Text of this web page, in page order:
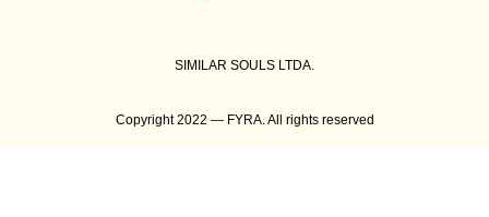
SIMILAR SOULS LTDA.
Copyright 2022 — FYRA. All rights reserved